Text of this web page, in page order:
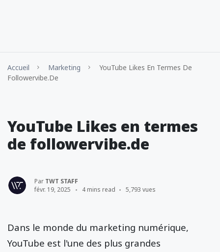
Accueil Marketing
YouTube Likes En Termes De
Followervibe.de
YouTube Likes en termes
de followervibe.de
Par TWT STAFF
févr. 19, 2025
4 mins read 5,793 vues
Dans le monde du marketing numérique,
YouTube est l'une des plus grandes